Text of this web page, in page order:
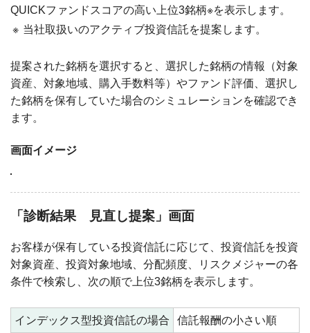
QUICKファンドスコアの高い上位3銘柄※を表示します。
※ 当社取扱いのアクティブ投資信託を提案します。
提案された銘柄を選択すると、選択した銘柄の情報（対象
資産、対象地域、購入手数料等）やファンド評価、選択し
た銘柄を保有していた場合のシミュレーションを確認でき
ます。
画面イメージ
「診断結果 見直し提案」画面
お客様が保有している投資信託に応じて、投資信託を投資
対象資産、投資対象地域、分配頻度、リスクメジャーの各
条件で検索し、次の順で上位3銘柄を表示します。
インデックス型投資信託の場合 信託報酬の小さい順